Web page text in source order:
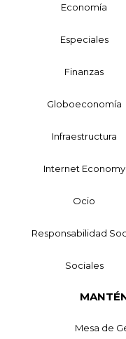
Economía
Especiales
Finanzas
Globoeconomía
Infraestructura
Internet Economy
Ocio
Responsabilidad
Sociales
Mesa de